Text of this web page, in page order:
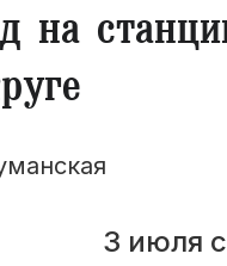
на
3 июля